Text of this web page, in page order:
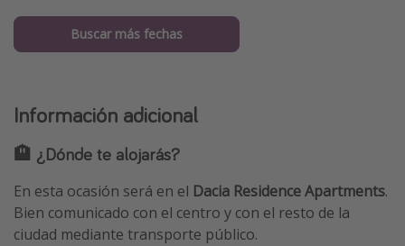
Buscar más fechas
Información adicional
🏨 ¿Dónde te alojarás?
En esta ocasión será en el Dacia Residence Apartments.
Bien comunicado con el centro y con el resto de la
ciudad mediante transporte público.